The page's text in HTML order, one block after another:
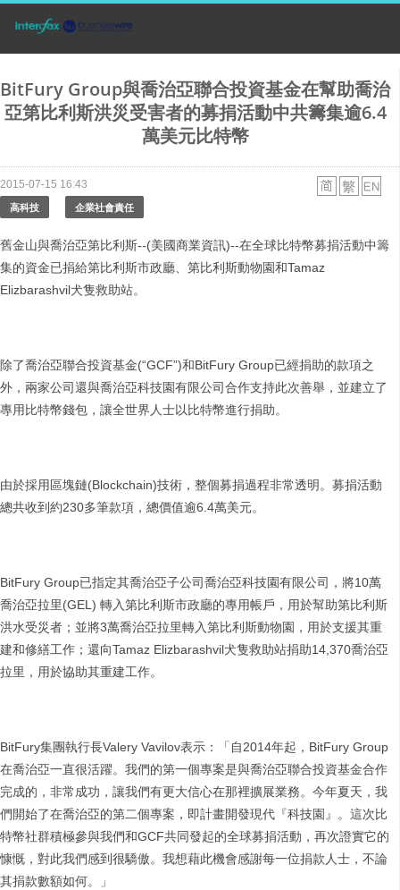
BitFury Group與喬治亞聯合投資基金在幫助喬治
亞第比利斯洪災受害者的募捐活動中共籌集逾6.4
萬美元比特幣
2015-07-15 16:43
高科技 企業社會責任
舊金山與喬治亞第比利斯--(美國商業資訊)--在全球比特幣募捐活動中籌
集的資金已捐給第比利斯市政廳、第比利斯動物園和Tamaz
Elizbarashvil犬隻救助站。
除了喬治亞聯合投資基金(“GCF”)和BitFury Group已經捐助的款項之
外，兩家公司還與喬治亞科技園有限公司合作支持此次善舉，並建立了
專用比特幣錢包，讓全世界人士以比特幣進行捐助。
由於採用區塊鏈(Blockchain)技術，整個募捐過程非常透明。募捐活動
總共收到約230多筆款項，總價值逾6.4萬美元。
BitFury Group已指定其喬治亞子公司喬治亞科技園有限公司，將10萬
喬治亞拉里(GEL) 轉入第比利斯市政廳的專用帳戶，用於幫助第比利斯
洪水受災者；並將3萬喬治亞拉里轉入第比利斯動物園，用於支援其重
建和修繕工作；還向Tamaz Elizbarashvil犬隻救助站捐助14,370喬治亞
拉里，用於協助其重建工作。
BitFury集團執行長Valery Vavilov表示：「自2014年起，BitFury Group
在喬治亞一直很活躍。我們的第一個專案是與喬治亞聯合投資基金合作
完成的，非常成功，讓我們有更大信心在那裡擴展業務。今年夏天，我
們開始了在喬治亞的第二個專案，即計畫開發現代『科技園』。這次比
特幣社群積極參與我們和GCF共同發起的全球募捐活動，再次證實它的
慷慨，對此我們感到很驕傲。我想藉此機會感謝每一位捐款人士，不論
其捐款數額如何。」